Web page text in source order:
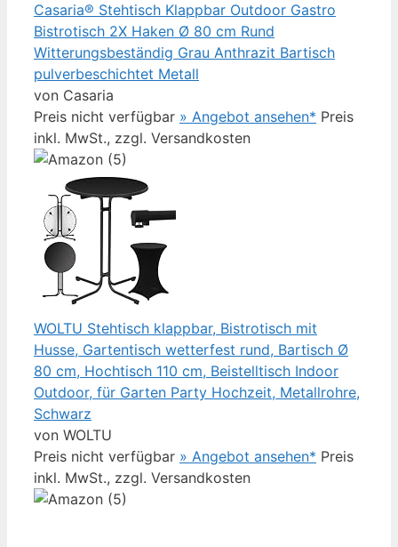
Casaria® Stehtisch Klappbar Outdoor Gastro
Bistrotisch 2X Haken Ø 80 cm Rund
Witterungsbeständig Grau Anthrazit Bartisch
pulverbeschichtet Metall
von Casaria
Preis nicht verfügbar » Angebot ansehen* Preis
inkl. MwSt., zzgl. Versandkosten
WOLTU Stehtisch klappbar, Bistrotisch mit
Husse, Gartentisch wetterfest rund, Bartisch Ø
80 cm, Hochtisch 110 cm, Beistelltisch Indoor
Outdoor, für Garten Party Hochzeit, Metallrohre,
Schwarz
von WOLTU
Preis nicht verfügbar » Angebot ansehen* Preis
inkl. MwSt., zzgl. Versandkosten